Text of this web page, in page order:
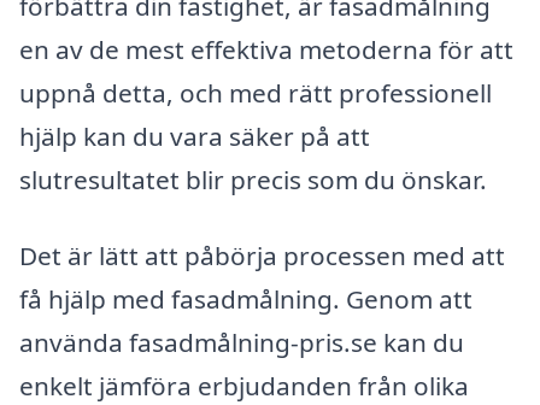
en av de mest effektiva metoderna för att
uppnå detta, och med rätt professionell
hjälp kan du vara säker på att
slutresultatet blir precis som du önskar.
Det är lätt att påbörja processen med att
få hjälp med fasadmålning. Genom att
använda fasadmålning-pris.se kan du
enkelt jämföra erbjudanden från olika